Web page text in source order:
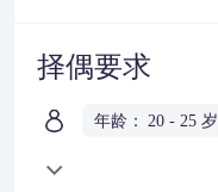
择偶要求
年龄： 20 - 25 岁